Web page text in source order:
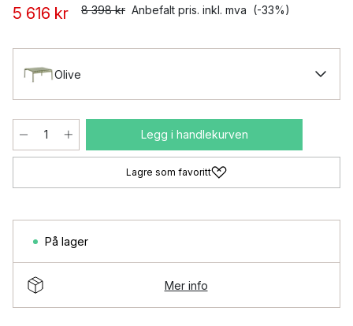
5 616 kr 8 398 kr Anbefalt pris. inkl. mva (-33%)
Olive
Legg i handlekurven
Lagre som favoritt
På lager
Mer info